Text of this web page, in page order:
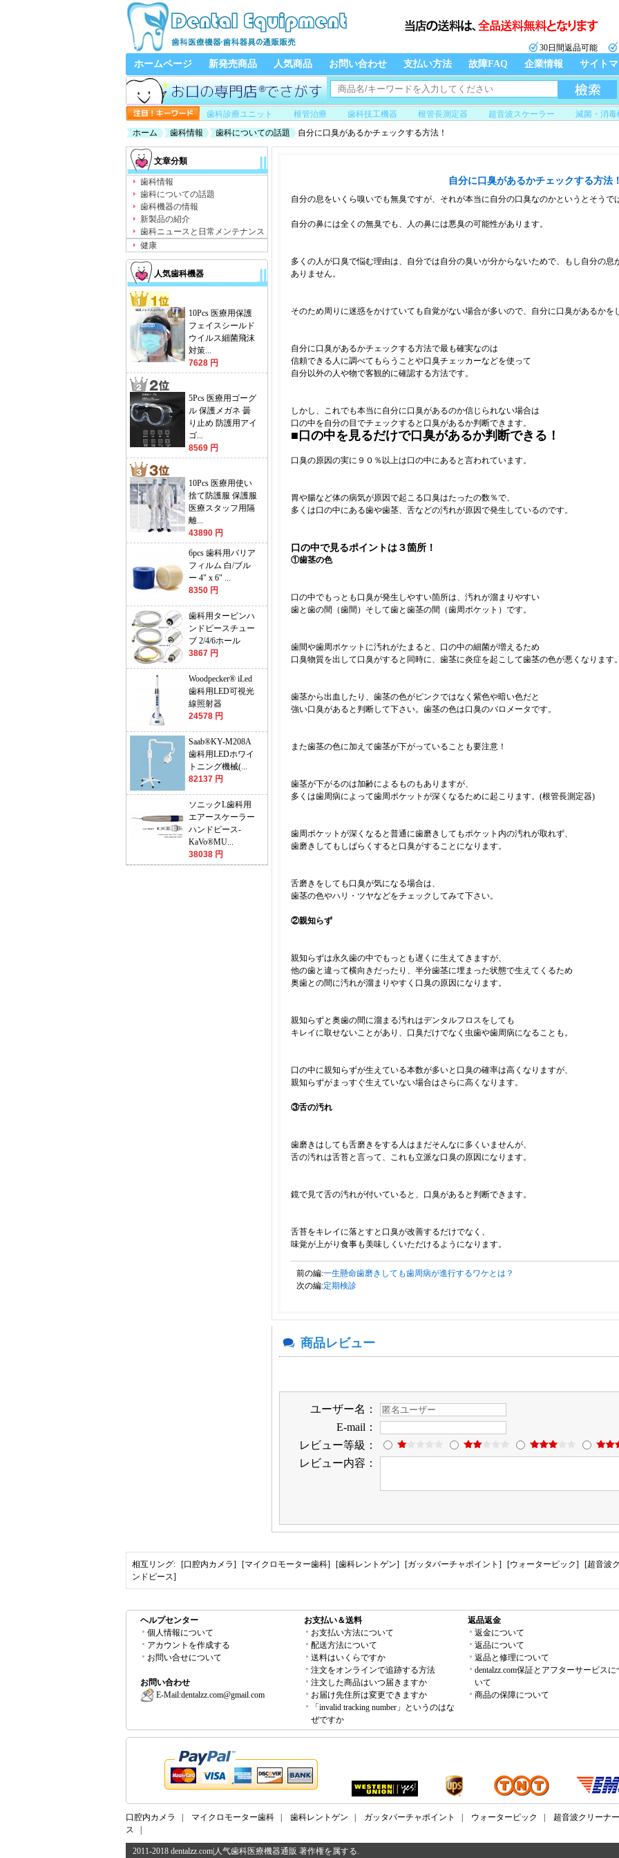
30日間返品可能
ホームページ 新発売商品 人気商品 お問い合わせ 支払い方法 故障FAQ 企業情報 サイト
歯科診療ユニット 根管治療 歯科技工機器 根管長測定器 超音波スケーラー
滅菌・消毒
ホーム
歯科情報 歯科についての話題 自分に口臭があるかチェックする方法！
文章分類
歯科情報
歯科についての話題
歯科機器の情報
新製品の紹介
歯科ニュースと日常メンテナンス
健康
人気歯科機器
10Pcs 医療用保護
フェイスシールド
ウイルス細菌飛沫
対策...
7628 円
5Pcs 医療用ゴーグ
ル 保護メガネ 曇
り止め 防護用アイ
ゴ...
8569 円
10Pcs 医療用使い
捨て防護服 保護服
医療スタッフ用隔
離...
43890 円
6pcs 歯科用バリア
フィルム 白/ブル
ー 4" x 6" ...
8350 円
歯科用タービンハ
ンドピースチュー
ブ 2/4/6ホール
3867 円
Woodpecker® iLed
歯科用LED可視光
線照射器
24578 円
Saab®KY-M208A
歯科用LEDホワイ
トニング機械(...
82137 円
ソニックL歯科用
エアースケーラー
ハンドピース-
KaVo®MU...
38038 円
自分に口臭があるかチェックする方法
自分の息をいくら嗅いでも無臭ですが、それが本当に自分の口臭なのかというとそうで
自分の鼻には全くの無臭でも、人の鼻には悪臭の可能性があります。
多くの人が口臭で悩む理由は、自分では自分の臭いが分からないためで、もし自分の
ありません。
そのため周りに迷惑をかけていても自覚がない場合が多いので、自分に口臭があるか
自分に口臭があるかチェックする方法で最も確実なのは
信頼できる人に調べてもらうことや口臭チェッカーなどを使って
自分以外の人や物で客観的に確認する方法です。
しかし、これでも本当に自分に口臭があるのか信じられない場合は
口の中を自分の目でチェックすると口臭があるか判断できます。
■口の中を見るだけで口臭があるか判断できる！
口臭の原因の実に９０％以上は口の中にあると言われています。
胃や腸など体の病気が原因で起こる口臭はたったの数％で、
多くは口の中にある歯や歯茎、舌などの汚れが原因で発生しているのです。
口の中で見るポイントは３箇所！
①歯茎の色
口の中でもっとも口臭が発生しやすい箇所は、汚れが溜まりやすい
歯と歯の間（歯間）そして歯と歯茎の間（歯周ポケット）です。
歯間や歯周ポケットに汚れがたまると、口の中の細菌が増えるため
口臭物質を出して口臭がすると同時に、歯茎に炎症を起こして歯茎の色が悪くなります
歯茎から出血したり、歯茎の色がピンクではなく紫色や暗い色だと
強い口臭があると判断して下さい。歯茎の色は口臭のバロメータです。
また歯茎の色に加えて歯茎が下がっていることも要注意！
歯茎が下がるのは加齢によるものもありますが、
多くは歯周病によって歯周ポケットが深くなるために起こります。(根管長測定器)
歯周ポケットが深くなると普通に歯磨きしてもポケット内の汚れが取れず、
歯磨きしてもしばらくすると口臭がすることになります。
舌磨きをしても口臭が気になる場合は、
歯茎の色やハリ・ツヤなどをチェックしてみて下さい。
②親知らず
親知らずは永久歯の中でもっとも遅くに生えてきますが、
他の歯と違って横向きだったり、半分歯茎に埋まった状態で生えてくるため
奥歯との間に汚れが溜まりやすく口臭の原因になります。
親知らずと奥歯の間に溜まる汚れはデンタルフロスをしても
キレイに取せないことがあり、口臭だけでなく虫歯や歯周病になることも。
口の中に親知らずが生えている本数が多いと口臭の確率は高くなりますが、
親知らずがまっすぐ生えていない場合はさらに高くなります。
③舌の汚れ
歯磨きはしても舌磨きをする人はまだそんなに多くいませんが、
舌の汚れは舌苔と言って、これも立派な口臭の原因になります。
鏡で見て舌の汚れが付いていると、口臭があると判断できます。
舌苔をキレイに落とすと口臭が改善するだけでなく、
味覚が上がり食事も美味しくいただけるようになります。
前の編:一生懸命歯磨きしても歯周病が進行するワケとは？
次の編:定期検診
商品レビュー
ユーザー名：
E-mail：
レビュー等級：
レビュー内容：
相互リング: [口腔内カメラ] [マイクロモーター歯科] [歯科レントゲン] [ガッタパーチャポイント] [ウォーターピック]
[超音波
ンドピース]
ヘルプセンター
個人情報について
アカウントを作成する
お問い合せについて
お問い合わせ
E-Mail:dentalzz.com@gmail.com
お支払い＆送料
お支払い方法について
配送方法について
送料はいくらですか
注文をオンラインで追跡する方法
注文した商品はいつ届きますか
お届け先住所は変更できますか
「invalid tracking number」というのはな
ぜですか
返品返金
返金について
返品について
返品と修理について
dentalzz.com保証とアフターサービスに
いて
商品の保障について
口腔内カメラ マイクロモーター歯科 歯科レントゲン ガッタパーチャポイント ウォーターピック
超音波クリーナー
ス
2011-2018 dentalzz.com|人气歯科医療機器通販 著作権を属する.